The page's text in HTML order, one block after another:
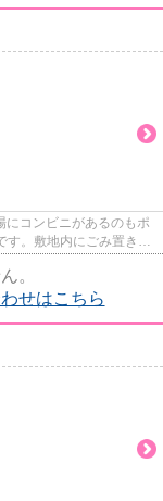
にコンビニがあるのもポ
す。敷地内にごみ置き場
。
せはこちら